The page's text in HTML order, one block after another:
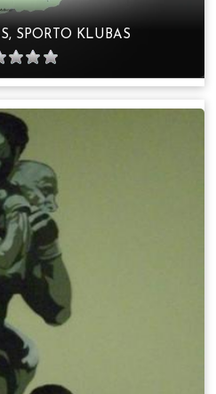
SPORTO KLUBAS